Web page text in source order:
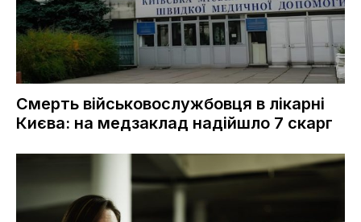
Смерть військовослужбовця в лікарні
Києва: на медзаклад надійшло 7 скарг